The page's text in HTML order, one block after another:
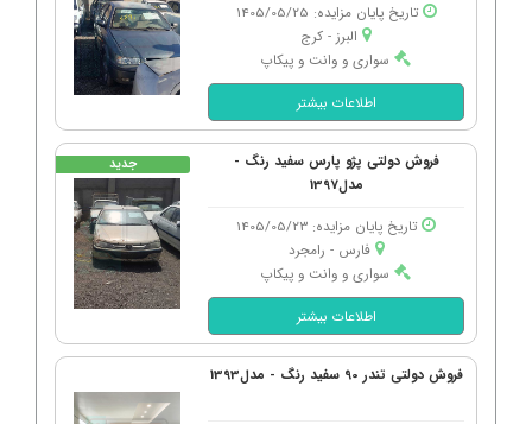
تاریخ پایان مزایده: 1405/05/25
البرز - كرج
سواری و وانت و پیکاپ
اطلاعات بیشتر
فروش دولتی پژو پارس سفید رنگ -
مدل1397
تاریخ پایان مزایده: 1405/05/23
فارس - رامجرد
سواری و وانت و پیکاپ
اطلاعات بیشتر
جدید
فروش دولتی تندر 90 سفید رنگ - مدل1393